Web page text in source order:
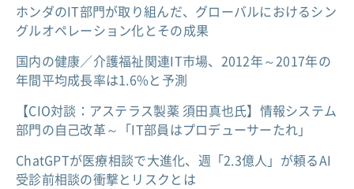
ホンダのIT部門が取り組んだ、グローバルにおけるシン
グルオペレーション化とその成果
国内の健康／介護福祉関連IT市場、2012年～2017年の
年間平均成長率は1.6%と予測
【CIO対談：アステラス製薬 須田真也氏】情報システム
部門の自己改革～「IT部員はプロデューサーたれ」
ChatGPTが医療相談で大進化、週「2.3億人」が頼るAI
受診前相談の衝撃とリスクとは